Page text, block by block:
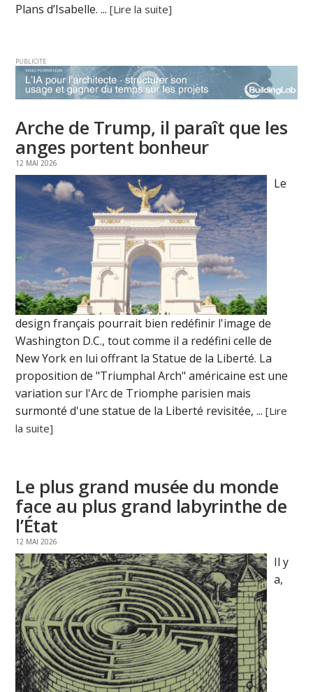
Plans d’Isabelle. ...[Lire la suite]
PUBLICITE
Arche de Trump, il paraît que les
anges portent bonheur
12 MAI 2026
Le
design français pourrait bien redéfinir l'image de
Washington D.C., tout comme il a redéfini celle de
New York en lui offrant la Statue de la Liberté. La
proposition de "Triumphal Arch" américaine est une
variation sur l'Arc de Triomphe parisien mais
surmonté d'une statue de la Liberté revisitée, ...[Lire
la suite]
Le plus grand musée du monde
face au plus grand labyrinthe de
l’État
12 MAI 2026
Il y
a,